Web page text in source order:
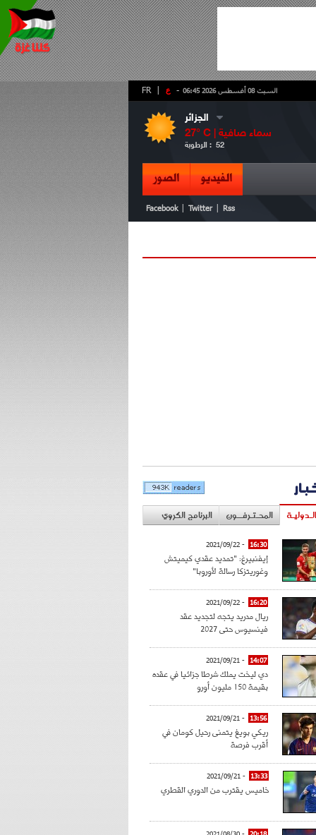
- ع FR السبت 08 أغسطس 2026 06:45
الجزائر
27° C | سماء صافية
الرطوبة : 52
الفيديو الصور
Facebook Twitter Rss
المحـتـرفــون البرنامج الكروي
16:30
- 2021/09/22
إيفنبيرغ: "تمديد عقدي كيميتش
وغوريتزكا رسالة لأوروبا"
16:20
- 2021/09/22
ريال مدريد يتجه لتجديد عقد
فينسيوس حتى 2027
14:07
- 2021/09/21
دي ليخت يملك شرطا جزائيا في عقده
بقيمة 150 مليون أورو
13:56
- 2021/09/21
ريكي بويغ يتمنى رحيل كومان في
أقرب فرصة
13:33
- 2021/09/21
خاميس يقترب من الدوري القطري